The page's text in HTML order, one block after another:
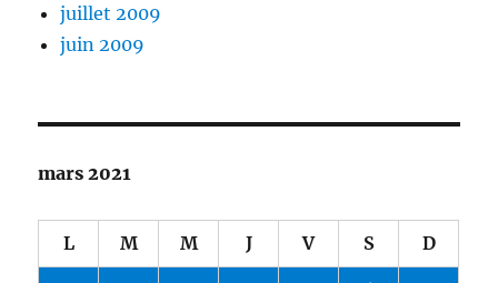
juillet 2009
juin 2009
mars 2021
L M M J V S D